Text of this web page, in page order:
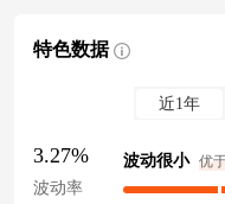
特色数据
近1年
3.27%
波动率
波动很小 优